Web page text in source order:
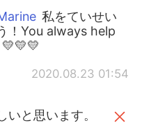
私をていせい
！You always help
2020.08.23 01:54
いと思います。